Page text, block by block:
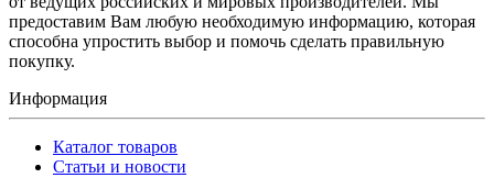
предоставим Вам любую необходимую информацию, которая
способна упростить выбор и помочь сделать правильную
покупку.
Информация
Каталог товаров
Статьи и новости